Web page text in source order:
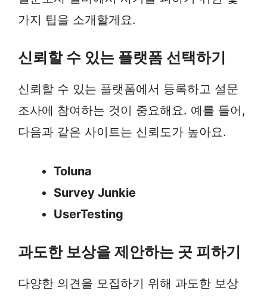
가지 팁을 소개할게요.
신뢰할 수 있는 플랫폼 선택하기
신뢰할 수 있는 플랫폼에서 등록하고 설문
조사에 참여하는 것이 중요해요. 예를 들어,
다음과 같은 사이트는 신뢰도가 높아요.
Toluna
Survey Junkie
UserTesting
과도한 보상을 제안하는 곳 피하기
다양한 의견을 모집하기 위해 과도한 보상